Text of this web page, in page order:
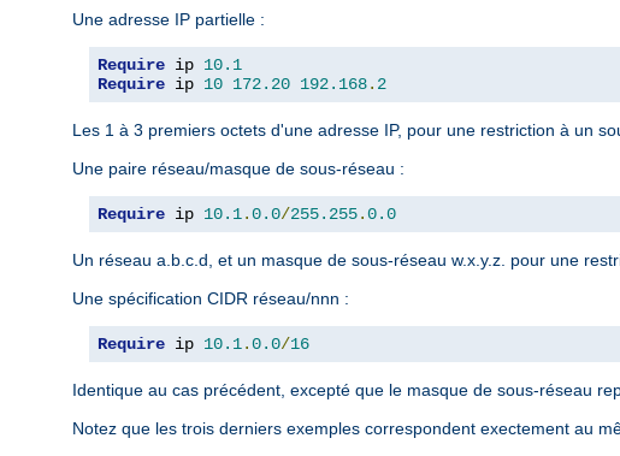
Une adresse IP partielle :
Require ip 10.1
Require ip 10 172.20 192.168. 2
Les 1 à 3 premiers octets d'une adresse IP, pour une restriction à un
Une paire réseau/masque de sous-réseau :
Require ip 10.1.0.0/255.255.0.0
Un réseau a.b.c.d, et un masque de sous-réseau w.x.y.z. pour une
Une spécification CIDR réseau/nnn :
Require ip 10.1.0.0/16
Identique au cas précédent, excepté que le masque de sous-réseau
Notez que les trois derniers exemples correspondent exectement au